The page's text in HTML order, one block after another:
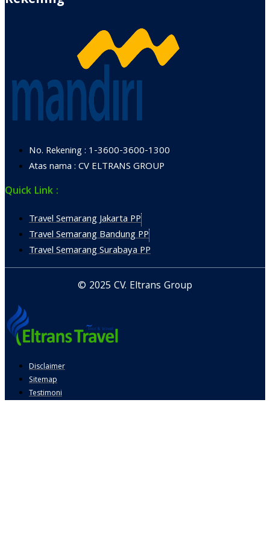
No. Rekening : 1-3600-3600-1300
Atas nama : CV ELTRANS GROUP
Quick Link :
Travel Semarang Jakarta PP
Travel Semarang Bandung PP
Travel Semarang Surabaya PP
© 2025 CV. Eltrans Group
Disclaimer
Sitemap
Testimoni